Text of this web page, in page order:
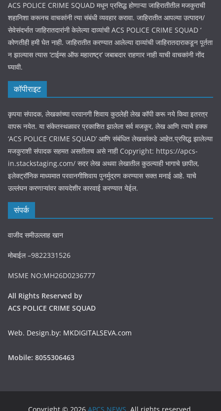
ACS POLICE CRIME SQUAD मधून प्रसिद्ध होणाऱ्या जाहिरातीतील मजकुराची
शहानिशा करूनच वाचकांनी त्या संबंधी व्यवहार करावा. जाहिरातीत आपल्या उत्पादन/
सेवेसंदर्भात जाहिरातदारांनी केलेल्या दाव्यांची ACS POLICE CRIME SQUAD ‘
कोणतीही हमी घेत नाही. जाहिरातीत करण्यात आलेल्या दाव्यांची जाहिरातदाराकडून पूर्तता
न झाल्यास त्यास ‘टाईम्स ऑफ महाराष्ट्र’ जबाबदार राहणार नाही याची वाचकांनी नोंद
घ्यावी.
कॉपीराइट
कृपया संपादक, लेखकांच्या परवानगी शिवाय कुठलेही लेख कॉपी करू नये किवा इतरत्र
वापरू नयेत. या संकेतस्थळावर प्रकाशित झालेला सर्व मजकूर, लेख आणि त्याचे हक्क
‘ACS POLICE CRIME SQUAD’ आणि संबंधित लेखकांकडे आहेत.प्रसिद्ध झालेल्या
मजकुराशी संपादक सहमत असतीलच असे नाही Copyright: https://apcs-
in.stackstaging.com/ सदर लेख अथवा लेखातील कुठल्याही भागाचे छापील,
इलेक्ट्रॉनिक माध्यमात परवानगीशिवाय पुनर्मुद्रण करण्यास सक्त मनाई आहे. याचे
उल्लंघन करणाऱ्यांवर कायदेशीर कारवाई करण्यात येईल.
संपर्क
वाजीद समीउल्लाह खान
मोबाईल –9822331526
MSME NO:MH26D0236777
All Rights Reserved by
ACS POLICE CRIME SQUAD
Web. Design.by: MKDIGITALSEVA.com
Mobile: 8055306463